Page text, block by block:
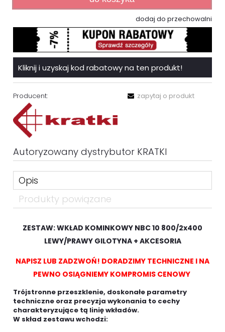
dodaj do przechowalni
Kliknij i uzyskaj kod rabatowy na ten produkt!
Producent: zapytaj o produkt
Autoryzowany dystrybutor KRATKI
Opis
Produkty powiązane
ZESTAW: WKŁAD KOMINKOWY NBC 10 800/2x400
LEWY/PRAWY GILOTYNA + AKCESORIA
NAPISZ LUB ZADZWOŃ! DORADZIMY TECHNICZNE I NA
PEWNO OSIĄGNIEMY KOMPROMIS CENOWY
Trójstronne przeszklenie, doskonałe parametry
techniczne oraz precyzja wykonania to cechy
charakteryzujące tą linię wkładów.
W skład zestawu wchodzi: